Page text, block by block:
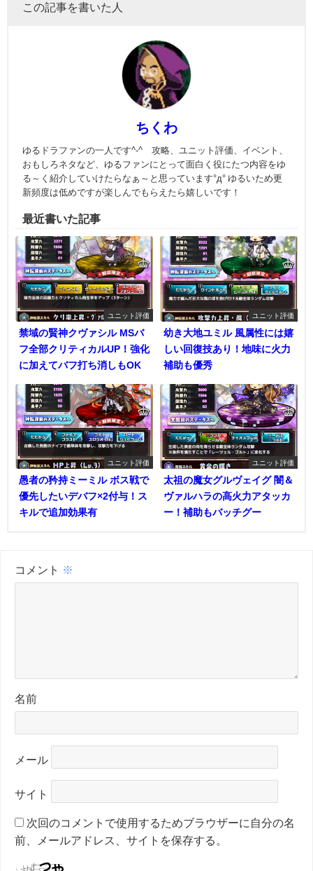
この記事を書いた人
ちくわ
ゆるドラファンの一人です^-^ 攻略、ユニット評価、イベント、
おもしろネタなど、ゆるファンにとって面白く役にたつ内容をゆ
る～く紹介していけたらなぁ～と思っています°д° ゆるいため更
新頻度は低めですが楽しんでもらえたら嬉しいです！
最近書いた記事
ユニット評価
禁域の賢神クヴァシル MSバ
フ全部クリティカルUP！強化
に加えてバフ打ち消しもOK
ユニット評価
幼き大地ユミル 風属性には嬉
しい回復技あり！地味に火力
補助も優秀
ユニット評価
愚者の矜持ミーミル ボス戦で
優先したいデバフ×2付与！ス
キルで追加効果有
ユニット評価
太祖の魔女グルヴェイグ 闇＆
ヴァルハラの高火力アタッカ
ー！補助もバッチグー
コメント ※
名前
メール
サイト
次回のコメントで使用するためブラウザーに自分の名
前、メールアドレス、サイトを保存する。